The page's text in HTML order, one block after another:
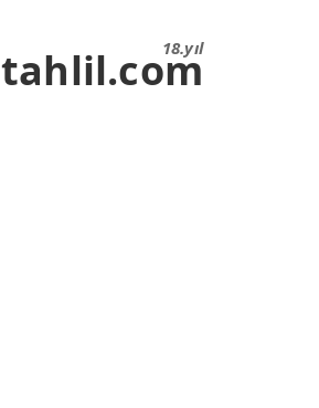
18.yıl
tahlil.com